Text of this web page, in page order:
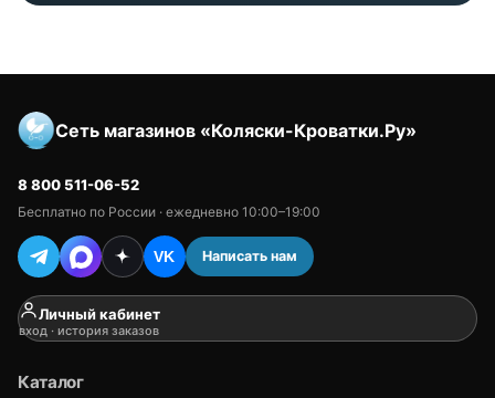
Сеть магазинов «Коляски-Кроватки.Ру»
8 800 511-06-52
Бесплатно по России · ежедневно 10:00–19:00
VK Написать нам
Личный кабинет
вход · история заказов
Каталог